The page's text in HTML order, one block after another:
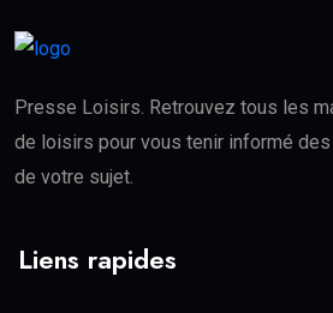
Presse Loisirs. Retrouvez tous les
de loisirs pour vous tenir informé
de votre sujet.
Liens rapides